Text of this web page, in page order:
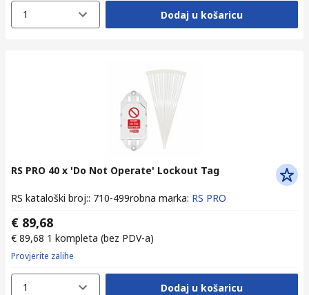
1 Dodaj u košaricu
RS PRO 40 x 'Do Not Operate' Lockout Tag
RS kataloški broj:: 710-499robna marka: RS PRO
€ 89,68
€ 89,68 1 kompleta (bez PDV-a)
Provjerite zalihe
1 Dodaj u košaricu